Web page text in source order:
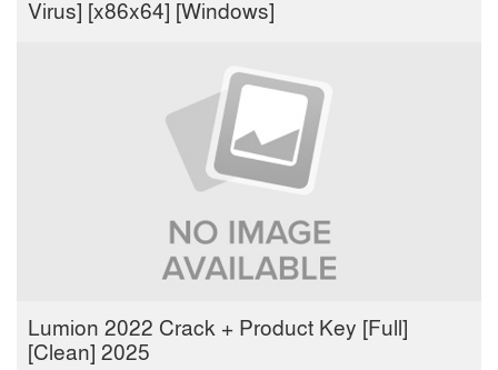
Virus] [x86x64] [Windows]
Lumion 2022 Crack + Product Key [Full]
[Clean] 2025